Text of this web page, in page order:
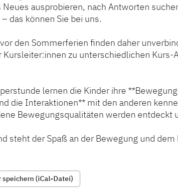
Neues ausprobieren, nach Antworten
das können Sie bei uns.
den Sommerferien finden daher
zu unterschiedlichen Kurs-
lernen die Kinder ihre
die Interaktionen** mit den anderen
Bewegungsqualitäten werden entdeckt
steht der Spaß an der Bewegung und dem
speichern (iCal-Datei)